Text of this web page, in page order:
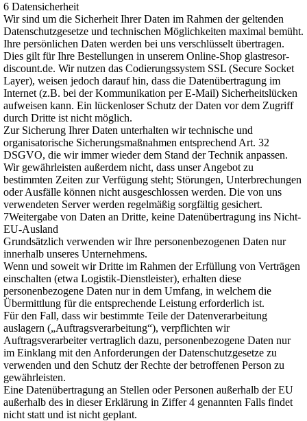
6 Datensicherheit
Wir sind um die Sicherheit Ihrer Daten im Rahmen der geltenden
Datenschutzgesetze und technischen Möglichkeiten maximal bemüht.
Ihre persönlichen Daten werden bei uns verschlüsselt übertragen.
Dies gilt für Ihre Bestellungen in unserem Online-Shop glastresor-
discount.de. Wir nutzen das Codierungssystem SSL (Secure Socket
Layer), weisen jedoch darauf hin, dass die Datenübertragung im
Internet (z.B. bei der Kommunikation per E-Mail) Sicherheitslücken
aufweisen kann. Ein lückenloser Schutz der Daten vor dem Zugriff
durch Dritte ist nicht möglich.
Zur Sicherung Ihrer Daten unterhalten wir technische und
organisatorische Sicherungsmaßnahmen entsprechend Art. 32
DSGVO, die wir immer wieder dem Stand der Technik anpassen.
Wir gewährleisten außerdem nicht, dass unser Angebot zu
bestimmten Zeiten zur Verfügung steht; Störungen, Unterbrechungen
oder Ausfälle können nicht ausgeschlossen werden. Die von uns
verwendeten Server werden regelmäßig sorgfältig gesichert.
7Weitergabe von Daten an Dritte, keine Datenübertragung ins Nicht-
EU-Ausland
Grundsätzlich verwenden wir Ihre personenbezogenen Daten nur
innerhalb unseres Unternehmens.
Wenn und soweit wir Dritte im Rahmen der Erfüllung von Verträgen
einschalten (etwa Logistik-Dienstleister), erhalten diese
personenbezogene Daten nur in dem Umfang, in welchem die
Übermittlung für die entsprechende Leistung erforderlich ist.
Für den Fall, dass wir bestimmte Teile der Datenverarbeitung
auslagern („Auftragsverarbeitung“), verpflichten wir
Auftragsverarbeiter vertraglich dazu, personenbezogene Daten nur
im Einklang mit den Anforderungen der Datenschutzgesetze zu
verwenden und den Schutz der Rechte der betroffenen Person zu
gewährleisten.
Eine Datenübertragung an Stellen oder Personen außerhalb der EU
außerhalb des in dieser Erklärung in Ziffer 4 genannten Falls findet
nicht statt und ist nicht geplant.